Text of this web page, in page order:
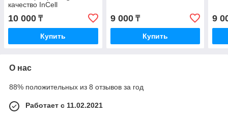
качество InCell
10 000 ₸
Купить
9 000₸
Купить
9
О нас
88% положительных из 8 отзывов за год
Работает с 11.02.2021